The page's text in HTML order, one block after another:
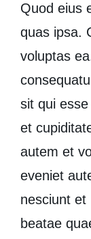
Quod eius
quas ipsa.
voluptas
sit qui
et
autem et
eveniet
nesciunt et
beatae